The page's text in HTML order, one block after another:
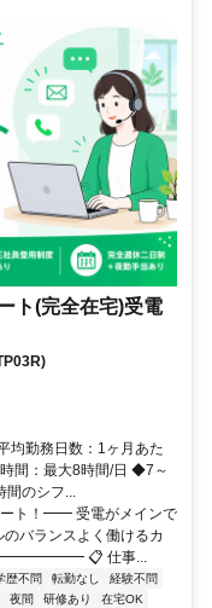
ト(完全在宅)受電
均勤務日数：1ヶ月あた
間：最大8時間/日 ◆7～
間のシフ...
ト！━━ 受電がメインで
バランスよく働けるカ
📋 仕事...
歴不問 転勤なし
経験不問
夜間 研修あり
在宅OK